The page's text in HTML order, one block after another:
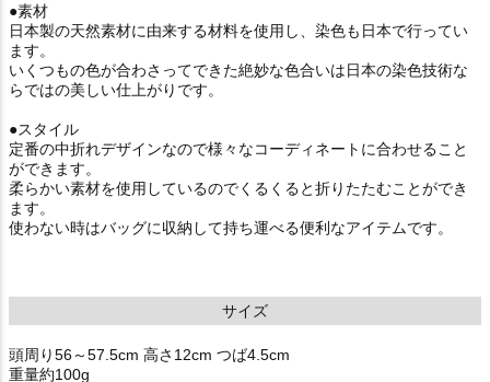
●素材
日本製の天然素材に由来する材料を使用し、染色も日本で行ってい
ます。
いくつもの色が合わさってできた絶妙な色合いは日本の染色技術な
らではの美しい仕上がりです。
●スタイル
定番の中折れデザインなので様々なコーディネートに合わせること
ができます。
柔らかい素材を使用しているのでくるくると折りたたむことができ
ます。
使わない時はバッグに収納して持ち運べる便利なアイテムです。
サイズ
頭周り56～57.5cm 高さ12cm つば4.5cm
重量約100g